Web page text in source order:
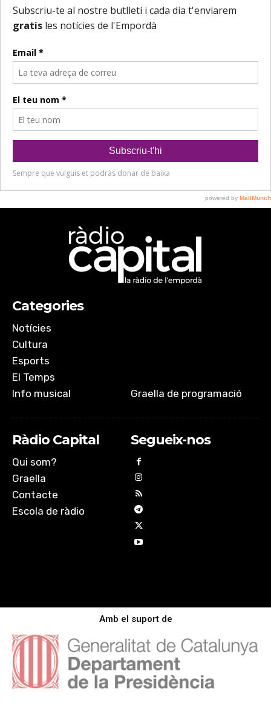
Categories
Notícies
Cultura
Esports
El Temps
Info musical
Graella de programació
Ràdio Capital
Qui som?
Graella
Contacte
Escola de ràdio
Segueix-nos
Amb el suport de